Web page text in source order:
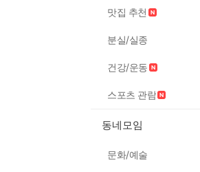
맛집 추천
분실/실종
건강/운동
스포츠 관람
동네모임
문화/예술